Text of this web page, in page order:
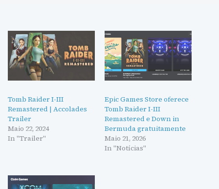
Tomb Raider I-III
Remastered | Accolades
Trailer
Maio 22, 2024
In "Trailer"
Epic Games Store oferece
Tomb Raider I-III
Remastered e Down in
Bermuda gratuitamente
Maio 21, 2026
In "Notícias"